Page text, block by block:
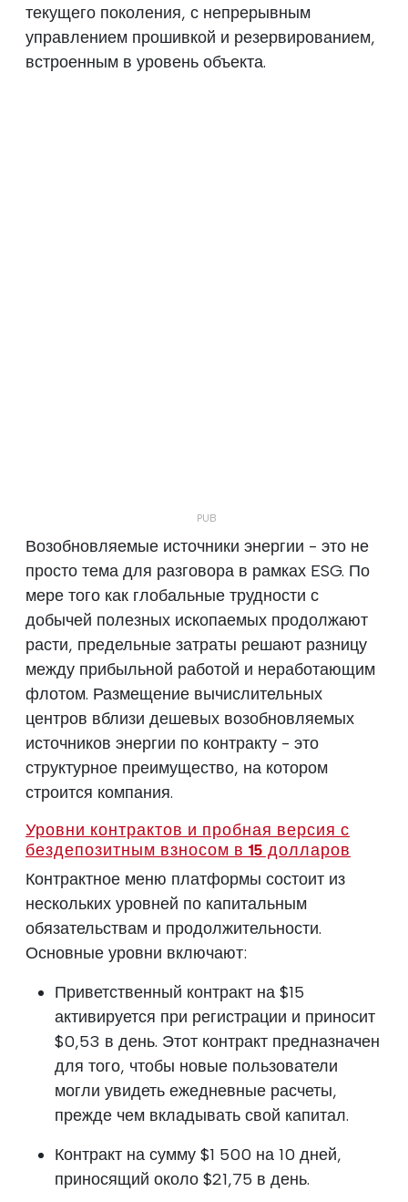
текущего поколения, с непрерывным
управлением прошивкой и резервированием,
встроенным в уровень объекта.
Возобновляемые источники энергии - это не
просто тема для разговора в рамках ESG. По
мере того как глобальные трудности с
добычей полезных ископаемых продолжают
расти, предельные затраты решают разницу
между прибыльной работой и неработающим
флотом. Размещение вычислительных
центров вблизи дешевых возобновляемых
источников энергии по контракту - это
структурное преимущество, на котором
строится компания.
Уровни контрактов и пробная версия с
бездепозитным взносом в 15 долларов
Контрактное меню платформы состоит из
нескольких уровней по капитальным
обязательствам и продолжительности.
Основные уровни включают:
Приветственный контракт на $15
активируется при регистрации и приносит
$0,53 в день. Этот контракт предназначен
для того, чтобы новые пользователи
могли увидеть ежедневные расчеты,
прежде чем вкладывать свой капитал.
Контракт на сумму $1 500 на 10 дней,
приносящий около $21,75 в день.